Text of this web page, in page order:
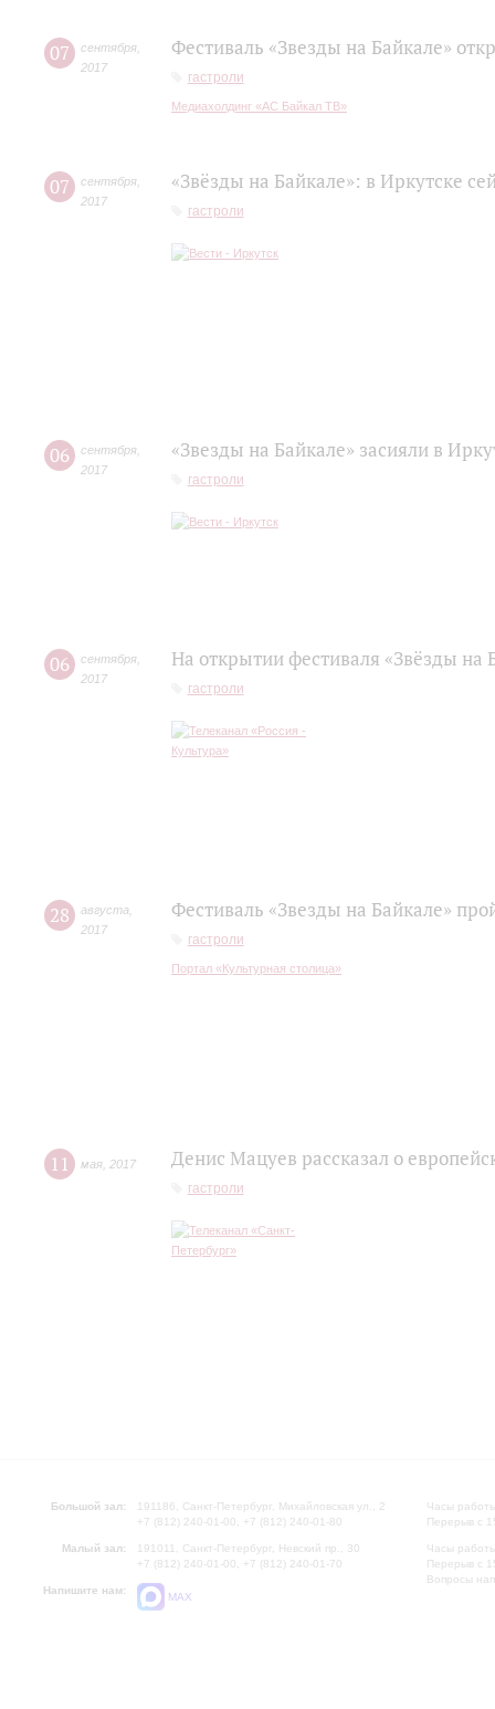
07 сентября
2017
Фестиваль «Звезды на Байкале»
гастроли
Медиахолдинг «АС Байкал ТВ»
07 сентября
2017
«Звёзды на Байкале»: в Иркутске
гастроли
06 сентября
2017
«Звезды на Байкале» засияли в
гастроли
06 сентября
2017
На открытии фестиваля «Звёзды на
гастроли
28 августа
2017
Фестиваль «Звезды на Байкале»
гастроли
Портал «Культурная столица»
11 мая 2017 Денис Мацуев рассказал о
гастроли
Большой зал:
191186, Санкт-Петербург, Михайловская ул., 2
+7 (812) 240-01-00, +7 (812) 240-01-80
Малый зал:
191011, Санкт-Петербург, Невский пр., 30
+7 (812) 240-01-00, +7 (812) 240-01-70
Напишите нам:
MAX
Часы
Перерыв с
Часы
Перерыв с
Вопросы